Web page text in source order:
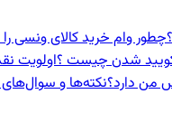
چطور وام خرید کالای ونسی
شدن چیست ؟اولویت
من دارد؟نکته‌ها و سوال‌های